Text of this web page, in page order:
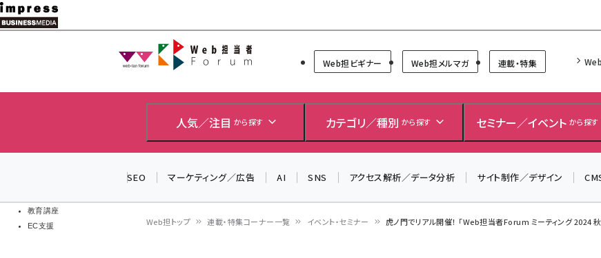
メ
イ
教育講座
EC支援
Web担当者Forum
Web担ビギナー Web担メルマガ 連載・特集
人気／注目 から探す カテゴリ／種別 から探す セミナー／イベント から探す
SEO マーケティング／広告 AI SNS アクセス解析／データ分析 サイト制作／デザイン
Web担トップ 連載・特集コーナー一覧 イベント・セミナー 虎ノ門でリアル開催！ 「Web担当者Forum ミーティング 2024
＼ 読者アンケートにご協力ください ／
▼アンケートページはこちらから▼